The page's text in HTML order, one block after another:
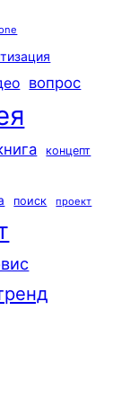
вопрос
концепт
поиск проект